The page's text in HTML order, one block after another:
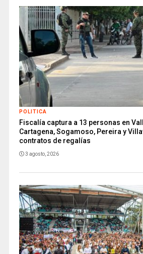
POLITICA
Fiscalía captura a 13 personas en
Cartagena, Sogamoso, Pereira y
contratos de regalías
3 agosto, 2026